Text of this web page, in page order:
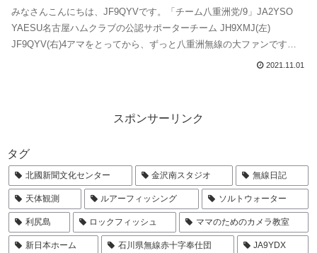
みなさんこんにちは、JF9QYVです。「チーム八重洲党/9」JA2YSO
YAESU名古屋ハムクラブの公認サポーターチーム JH9XMJ(左)
JF9QYV(右)4アマをとってから、ずっと八重洲無線の大ファンです。
YAESUロゴも無線機も文字も大好き(はぁと)なので自称「八重洲党」
2021.11.01
スポンサーリンク
タグ
北國新聞文化センター 金沢南スタジオ 無線日記
天体観測 ルアーフィッシング ソルトウォーター
利尻島 ロックフィッシュ ママのためのカメラ教室
新日本ホーム 石川県無線赤十字奉仕団 JA9YDX